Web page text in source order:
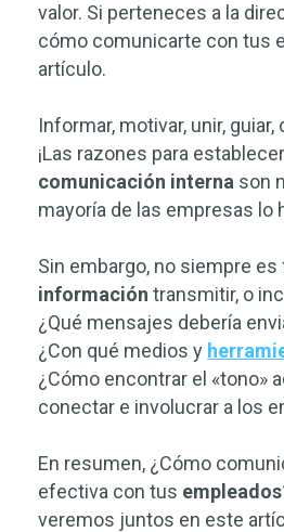
valor. Si perteneces a la
cómo comunicarte con tus
artículo.
Informar, motivar, unir,
¡Las razones para
comunicación interna son
mayoría de las empresas lo
Sin embargo, no siempre
información transmitir, o
¿Qué mensajes debería
¿Con qué medios y
¿Cómo encontrar el «tono»
conectar e involucrar a los
En resumen, ¿Cómo
efectiva con tus empleados
veremos juntos en este